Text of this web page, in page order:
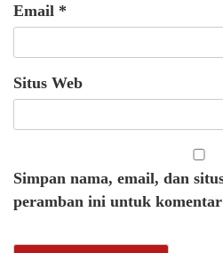
Email *
Situs Web
Simpan nama, email, dan
peramban ini untuk